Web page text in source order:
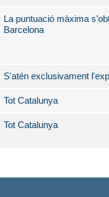
La puntuació màxima
Barcelona
S'atén exclusivament
Tot Catalunya
Tot Catalunya